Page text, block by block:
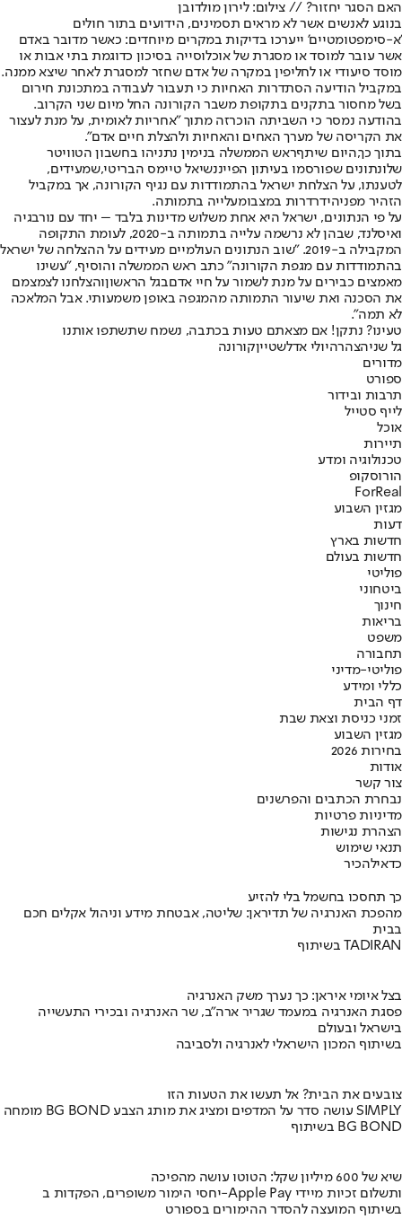
האם הסגר יחזור? // צילום: לירון מולדובן
בנוגע לאנשים אשר לא מראים תסמינים, הידועים בתור חולים
'א-סימפטומטיים' ייערכו בדיקות במקרים מיוחדים: כאשר מדובר באדם
אשר עובר למוסד או מסגרת של אוכלוסייה בסיכון כדוגמת בתי אבות או
מוסד סיעודי או לחליפין במקרה של אדם שחזר למסגרת לאחר שיצא ממנה.
במקביל הודיעה הסתדרות האחיות כי תעבור לעבודה במתכונת חירום
בשל מחסור בתקנים בתקופת משבר הקורונה החל מיום שני הקרוב.
בהודעה נמסר כי השביתה הוכרזה מתוך "אחריות לאומית, על מנת לעצור
את הקריסה של מערך האחים והאחיות ולהצלת חיים אדם".
בתוך כך,היום שיתףראש הממשלה בנימין נתניהו בחשבון הטוויטר
שלונתונים שפורסמו בעיתון הפייננשיאל טיימס הבריטי,שמעידים,
לטענתו, על הצלחת ישראל בהתמודדות עם נגיף הקורונה, אך במקביל
הזהיר מפניהידרדרות במצבומעלייה בתמותה.
על פי הנתונים, ישראל היא אחת משלוש מדינות בלבד – יחד עם נורבגיה
ואיסלנד, שבהן לא נרשמה עלייה בתמותה ב-2020, לעומת התקופה
המקבילה ב-2019. "שוב הנתונים העולמיים מעידים על ההצלחה של ישראל
בהתמודדות עם מגפת הקורונה" כתב ראש הממשלה והוסיף, "עשינו
מאמצים כבירים על מנת לשמור על חיי אדםבגל הראשוןוהצלחנו לצמצמם
את הסכנה ואת שיעור התמותה מהמגפה באופן משמעותי. אבל המלאכה
לא תמה".
טעינו? נתקן! אם מצאתם טעות בכתבה, נשמח שתשתפו אותנו
גל שניהצהרהיולי אדלשטייןקורונה
מדורים
ספורט
תרבות ובידור
לייף סטייל
אוכל
תיירות
טכנולוגיה ומדע
הורוסקופ
ForReal
מגזין השבוע
דעות
חדשות בארץ
חדשות בעולם
פוליטי
ביטחוני
חינוך
בריאות
משפט
תחבורה
פוליטי-מדיני
כללי ומידע
דף הבית
זמני כניסת וצאת שבת
מגזין השבוע
בחירות 2026
אודות
צור קשר
נבחרת הכתבים והפרשנים
מדיניות פרטיות
הצהרת נגישות
תנאי שימוש
כדאילהכיר
כך תחסכו בחשמל בלי להזיע
מהפכת האנרגיה של תדיראן: שליטה, אבטחת מידע וניהול אקלים חכם
בבית
בשיתוף TADIRAN
בצל איומי איראן: כך נערך משק האנרגיה
פסגת האנרגיה במעמד שגריר ארה"ב, שר האנרגיה ובכירי התעשייה
בישראל ובעולם
בשיתוף המכון הישראלי לאנרגיה ולסביבה
צובעים את הבית? אל תעשו את הטעות הזו
מומחה BG BOND עושה סדר על המדפים ומציג את מותג הצבע SIMPLY
בשיתוף BG BOND
שיא של 600 מיליון שקל: הטוטו עושה מהפיכה
יחסי הימור משופרים, הפקדות ב-Apple Pay ותשלום זכיות מיידי
בשיתוף המועצה להסדר ההימורים בספורט